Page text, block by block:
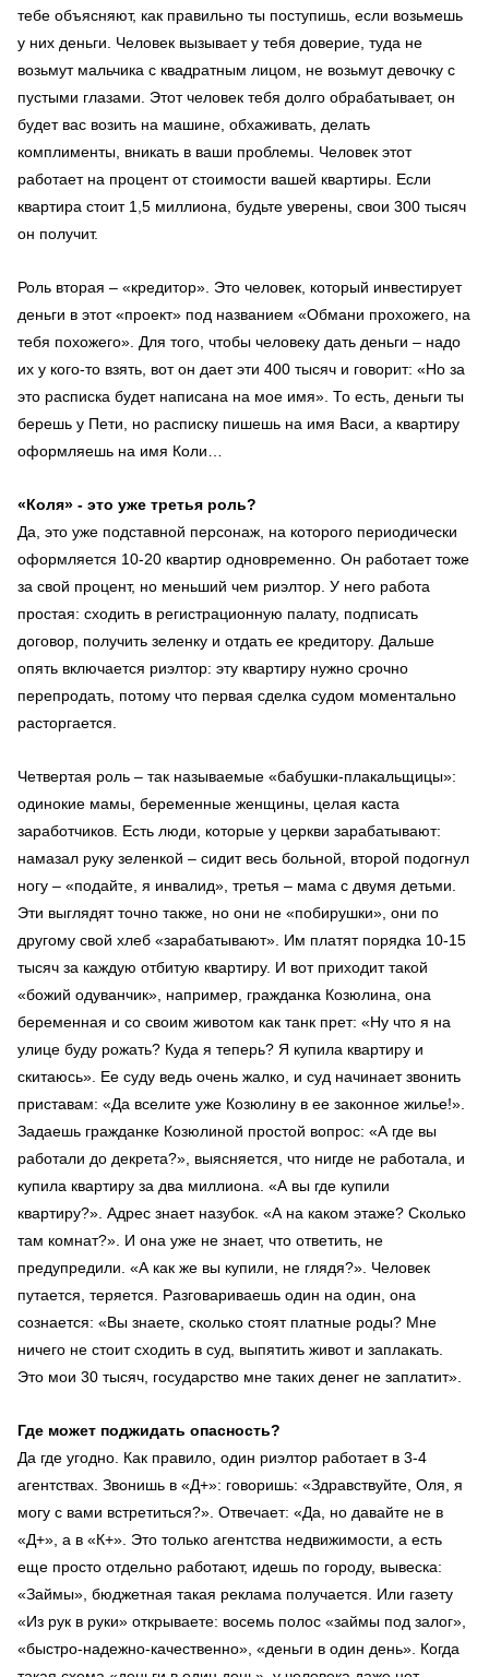
тебе объясняют, как правильно ты поступишь, если возьмешь
у них деньги. Человек вызывает у тебя доверие, туда не
возьмут мальчика с квадратным лицом, не возьмут девочку с
пустыми глазами. Этот человек тебя долго обрабатывает, он
будет вас возить на машине, обхаживать, делать
комплименты, вникать в ваши проблемы. Человек этот
работает на процент от стоимости вашей квартиры. Если
квартира стоит 1,5 миллиона, будьте уверены, свои 300 тысяч
он получит.
Роль вторая – «кредитор». Это человек, который инвестирует
деньги в этот «проект» под названием «Обмани прохожего, на
тебя похожего». Для того, чтобы человеку дать деньги – надо
их у кого-то взять, вот он дает эти 400 тысяч и говорит: «Но за
это расписка будет написана на мое имя». То есть, деньги ты
берешь у Пети, но расписку пишешь на имя Васи, а квартиру
оформляешь на имя Коли…
«Коля» - это уже третья роль?
Да, это уже подставной персонаж, на которого периодически
оформляется 10-20 квартир одновременно. Он работает тоже
за свой процент, но меньший чем риэлтор. У него работа
простая: сходить в регистрационную палату, подписать
договор, получить зеленку и отдать ее кредитору. Дальше
опять включается риэлтор: эту квартиру нужно срочно
перепродать, потому что первая сделка судом моментально
расторгается.
Четвертая роль – так называемые «бабушки-плакальщицы»:
одинокие мамы, беременные женщины, целая каста
заработчиков. Есть люди, которые у церкви зарабатывают:
намазал руку зеленкой – сидит весь больной, второй подогнул
ногу – «подайте, я инвалид», третья – мама с двумя детьми.
Эти выглядят точно также, но они не «побирушки», они по
другому свой хлеб «зарабатывают». Им платят порядка 10-15
тысяч за каждую отбитую квартиру. И вот приходит такой
«божий одуванчик», например, гражданка Козюлина, она
беременная и со своим животом как танк прет: «Ну что я на
улице буду рожать? Куда я теперь? Я купила квартиру и
скитаюсь». Ее суду ведь очень жалко, и суд начинает звонить
приставам: «Да вселите уже Козюлину в ее законное жилье!».
Задаешь гражданке Козюлиной простой вопрос: «А где вы
работали до декрета?», выясняется, что нигде не работала, и
купила квартиру за два миллиона. «А вы где купили
квартиру?». Адрес знает назубок. «А на каком этаже? Сколько
там комнат?». И она уже не знает, что ответить, не
предупредили. «А как же вы купили, не глядя?». Человек
путается, теряется. Разговариваешь один на один, она
сознается: «Вы знаете, сколько стоят платные роды? Мне
ничего не стоит сходить в суд, выпятить живот и заплакать.
Это мои 30 тысяч, государство мне таких денег не заплатит».
Где может поджидать опасность?
Да где угодно. Как правило, один риэлтор работает в 3-4
агентствах. Звонишь в «Д+»: говоришь: «Здравствуйте, Оля, я
могу с вами встретиться?». Отвечает: «Да, но давайте не в
«Д+», а в «К+». Это только агентства недвижимости, а есть
еще просто отдельно работают, идешь по городу, вывеска:
«Займы», бюджетная такая реклама получается. Или газету
«Из рук в руки» открываете: восемь полос «займы под залог»,
«быстро-надежно-качественно», «деньги в один день». Когда